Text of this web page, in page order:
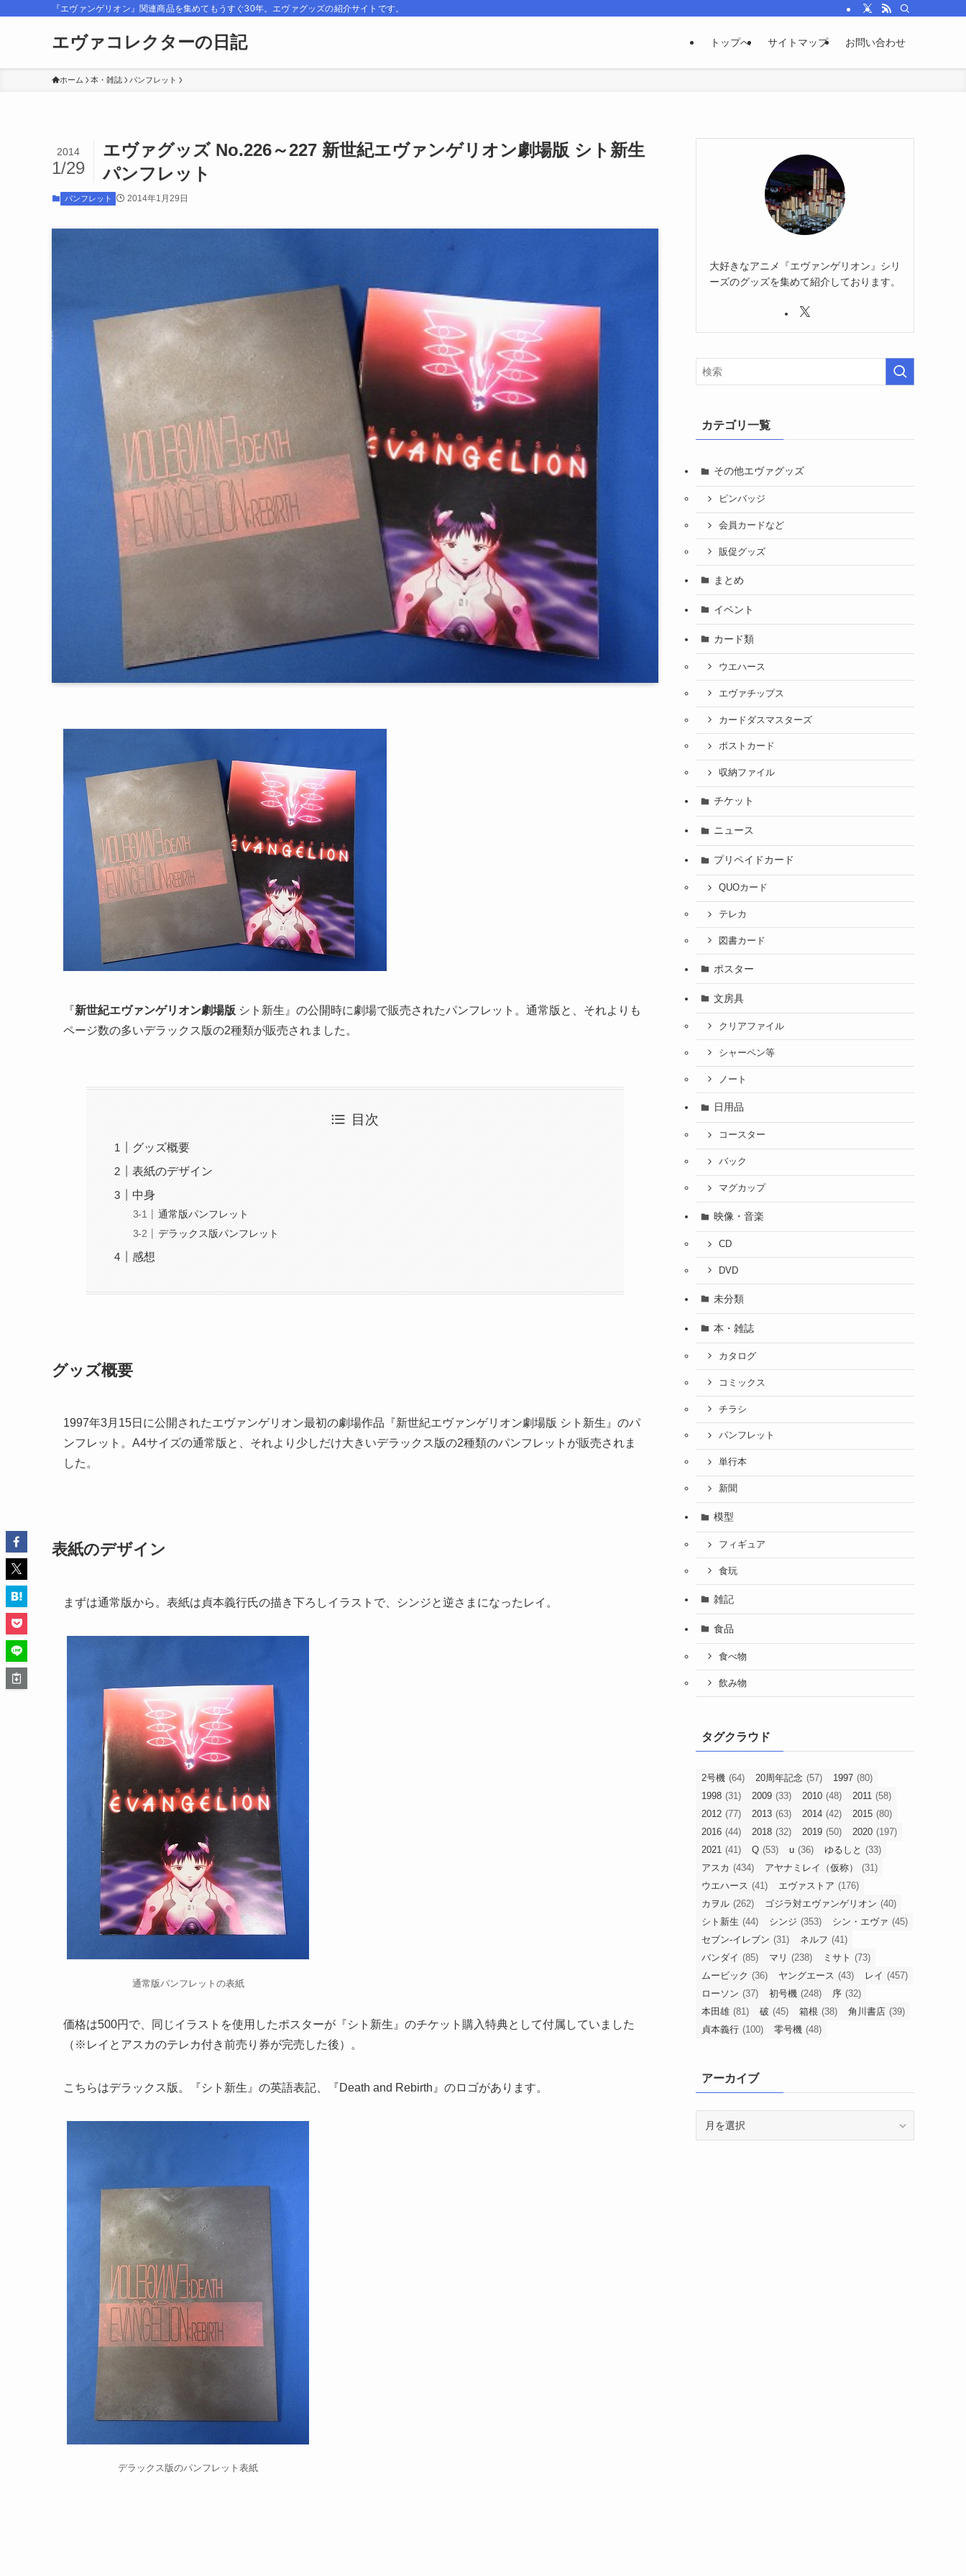
『エヴァンゲリオン』関連商品を集めてもうすぐ30年。エヴァグッズの紹介サイトです。
エヴァコレクターの日記 トップへ サイトマップ お問い合わせ
ホーム 本・雑誌 パンフレット
エヴァグッズ No.226～227 新世紀エヴァンゲリオン劇場版 シト新生
パンフレット
2014
1/29
パンフレット 2014年1月29日
『新世紀エヴァンゲリオン劇場版 シト新生』の公開時に劇場で販売されたパンフレット。通常版と、それよりも
ページ数の多いデラックス版の2種類が販売されました。
目次
グッズ概要
表紙のデザイン
中身
通常版パンフレット
デラックス版パンフレット
感想
グッズ概要
1997年3月15日に公開されたエヴァンゲリオン最初の劇場作品『新世紀エヴァンゲリオン劇場版 シト新生』のパ
ンフレット。A4サイズの通常版と、それより少しだけ大きいデラックス版の2種類のパンフレットが販売されま
した。
表紙のデザイン
まずは通常版から。表紙は貞本義行氏の描き下ろしイラストで、シンジと逆さまになったレイ。
通常版パンフレットの表紙
価格は500円で、同じイラストを使用したポスターが『シト新生』のチケット購入特典として付属していました
（※レイとアスカのテレカ付き前売り券が完売した後）。
こちらはデラックス版。『シト新生』の英語表記、『Death and Rebirth』のロゴがあります。
デラックス版のパンフレット表紙
大好きなアニメ『エヴァンゲリオン』シリ
ーズのグッズを集めて紹介しております。
カテゴリ一覧
その他エヴァグッズ
ピンバッジ
会員カードなど
販促グッズ
まとめ
イベント
カード類
ウエハース
エヴァチップス
カードダスマスターズ
ポストカード
収納ファイル
チケット
ニュース
プリペイドカード
QUOカード
テレカ
図書カード
ポスター
文房具
クリアファイル
シャーペン等
ノート
日用品
コースター
バック
マグカップ
映像・音楽
CD
DVD
未分類
本・雑誌
カタログ
コミックス
チラシ
パンフレット
単行本
新聞
模型
フィギュア
食玩
雑記
食品
食べ物
飲み物
タグクラウド
2号機 (64) 20周年記念 (57) 1997 (80)
1998 (31) 2009 (33) 2010 (48) 2011 (58)
2012 (77) 2013 (63) 2014 (42) 2015 (80)
2016 (44) 2018 (32) 2019 (50) 2020 (197)
2021 (41) Q (53) u (36) ゆるしと (33)
アスカ (434) アヤナミレイ（仮称）
(31)
ウエハース (41) エヴァストア (176)
カヲル (262) ゴジラ対エヴァンゲリオン (40)
シト新生 (44) シンジ (353) シン・エヴァ (45)
セブン-イレブン (31) ネルフ (41)
バンダイ (85) マリ (238) ミサト (73)
ムービック (36) ヤングエース (43) レイ (457)
ローソン (37) 初号機 (248) 序 (32)
本田雄 (81) 破 (45) 箱根 (38) 角川書店 (39)
貞本義行 (100) 零号機 (48)
アーカイブ